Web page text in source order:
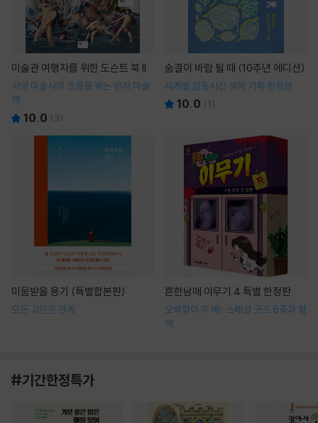
미술관 여행자를 위한 도슨트 북 II
서양 미술사의 흐름을 꿰는 반려 미술
책
10.0 ( 3)
숨결이 바람 될 때 (10주년 에디션)
세계를 감동시킨 생의 기록 한정판
10.0 (1 )
미움받을 용기 (특별합본판)
모든 고민은 관계
흔한남매 이무기 4 특별 한정판
오싹함이 두 배! 스페셜 굿즈 6종과 함
께
#기간한정특가